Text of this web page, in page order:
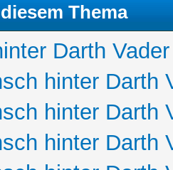
Thema
Darth Vader
hinter Darth
hinter Darth
hinter Darth